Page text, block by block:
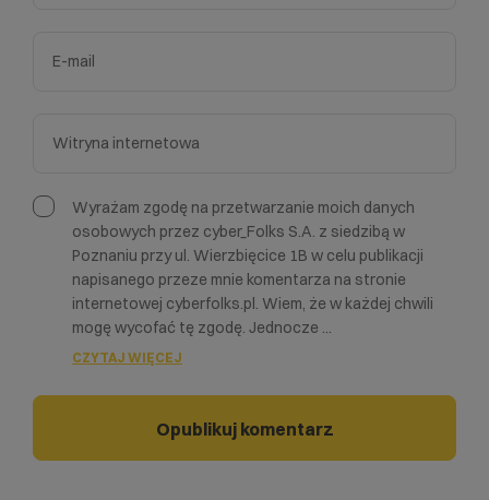
Wyrażam zgodę na przetwarzanie moich danych
osobowych przez cyber_Folks S.A. z siedzibą w
Poznaniu przy ul. Wierzbięcice 1B w celu publikacji
napisanego przeze mnie komentarza na stronie
internetowej cyberfolks.pl. Wiem, że w każdej chwili
mogę wycofać tę zgodę. Jednocze ...
CZYTAJ WIĘCEJ